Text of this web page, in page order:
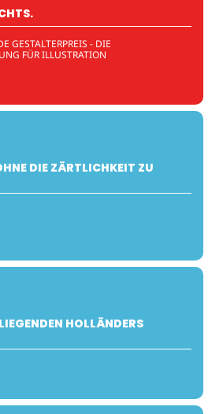
GESTALTERPREIS - DIE
FÜR ILLUSTRATION
DIE ZÄRTLICHKEIT ZU
HOLLÄNDERS